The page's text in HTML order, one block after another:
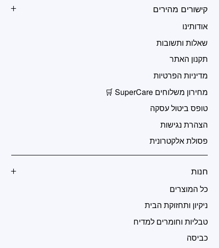
קישורים מהירים
אודותינו
שאלות ותשובות
תקנון האתר
מדיניות הפרטיות
מחירון משלוחים SuperCare 🛒
טופס ביטול עסקה
הצהרת נגישות
פסולת אלקטרונית
חנות
כל המוצרים
ניקיון ותחזוקת הבית
טבליות וחומרים למדיח
כביסה